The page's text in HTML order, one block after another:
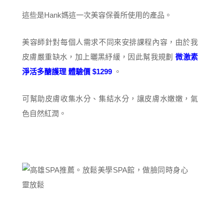
這些是Hank媽這一次美容保養所使用的產品。
美容師針對每個人需求不同來安排課程內容，由於我
皮膚嚴重缺水，加上曬黑紓緩，因此幫我規劃微激素
淨活多醣護理 體驗價 $1299 。
可幫助皮膚收集水分、集結水分，讓皮膚水嫩嫩，氣
色自然紅潤。